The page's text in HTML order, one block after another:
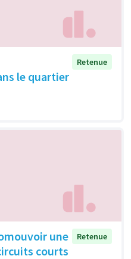
le quartier
Retenue
une
courts
Retenue